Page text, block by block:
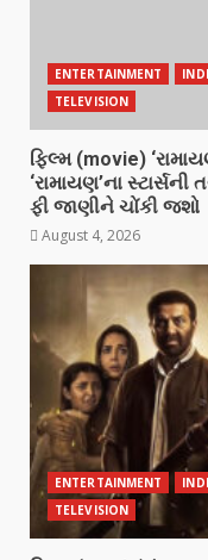
ENTERTAINMENT
TELEVISION
ફિલ્મ (movie)
‘રામાયણ’ના સ્ટાર્સની
ફી જાણીને ચોંકી જશો
August 4, 2026
ENTERTAINMENT
TELEVISION